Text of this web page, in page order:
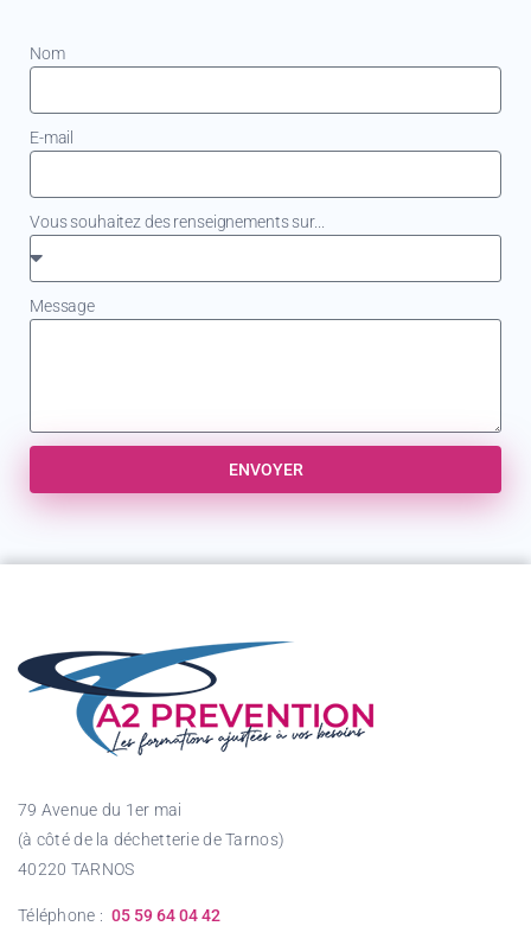
Nom
E-mail
Vous souhaitez des renseignements sur...
Message
ENVOYER
79 Avenue du 1er mai
(à côté de la déchetterie de Tarnos)
40220 TARNOS
Téléphone : 05 59 64 04 42